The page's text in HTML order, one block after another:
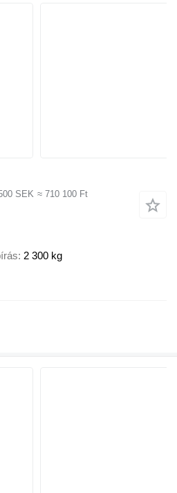
SEK ≈ 710 100 Ft
2 300 kg